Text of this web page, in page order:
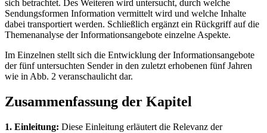
sich betrachtet. Des Weiteren wird untersucht, durch welche
Sendungsformen Information vermittelt wird und welche Inhalte
dabei transportiert werden. Schließlich ergänzt ein Rückgriff auf die
Themenanalyse der Informationsangebote einzelne Aspekte.
Im Einzelnen stellt sich die Entwicklung der Informationsangebote
der fünf untersuchten Sender in den zuletzt erhobenen fünf Jahren
wie in Abb. 2 veranschaulicht dar.
Zusammenfassung der Kapitel
1. Einleitung: Diese Einleitung erläutert die Relevanz der